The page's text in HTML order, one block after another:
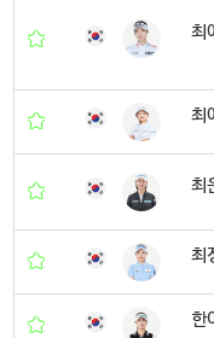
최
최
최
최
한